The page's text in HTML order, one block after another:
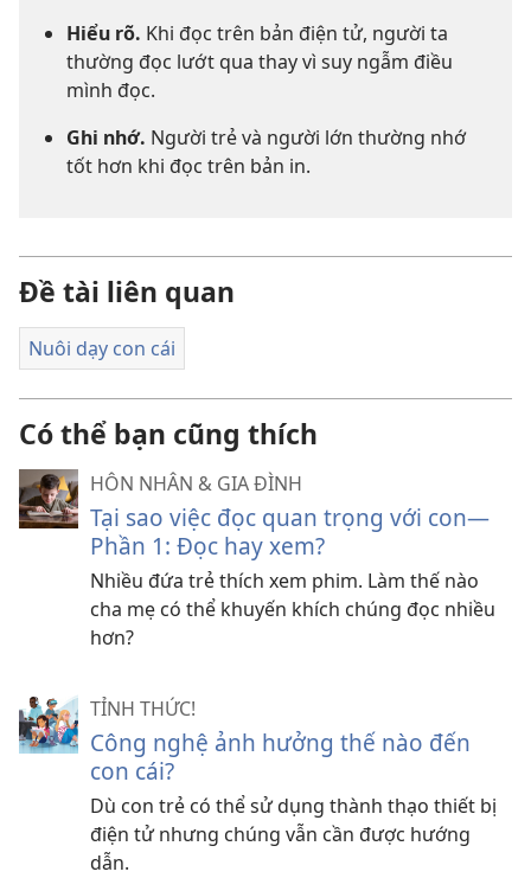
Hiểu rõ. Khi đọc trên bản điện tử, người ta
thường đọc lướt qua thay vì suy ngẫm điều
mình đọc.
Ghi nhớ. Người trẻ và người lớn thường nhớ
tốt hơn khi đọc trên bản in.
Đề tài liên quan
Nuôi dạy con cái
Có thể bạn cũng thích
HÔN NHÂN & GIA ĐÌNH
Tại sao việc đọc quan trọng với con—
Phần 1: Đọc hay xem?
Nhiều đứa trẻ thích xem phim. Làm thế nào
cha mẹ có thể khuyến khích chúng đọc nhiều
hơn?
TỈNH THỨC!
Công nghệ ảnh hưởng thế nào đến
con cái?
Dù con trẻ có thể sử dụng thành thạo thiết bị
điện tử nhưng chúng vẫn cần được hướng
dẫn.